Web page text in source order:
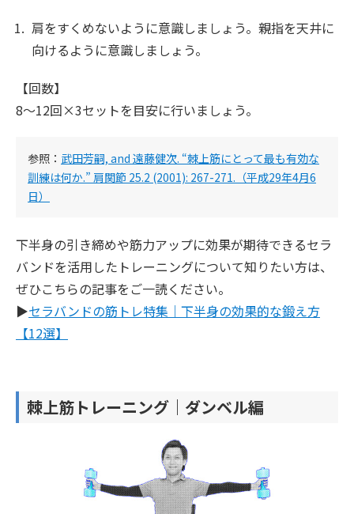
肩をすくめないように意識しましょう。親指を天井に
向けるように意識しましょう。
【回数】
8〜12回×3セットを目安に行いましょう。
参照： 武田芳嗣, and 遠藤健次. “棘上筋にとって最も有効な
訓練は何か.” 肩関節 25.2 (2001): 267-271.（平成29年4月6
日）
下半身の引き締めや筋力アップに効果が期待できるセラ
バンドを活用したトレーニングについて知りたい方は、
ぜひこちらの記事をご一読ください。
▶︎セラバンドの筋トレ特集｜下半身の効果的な鍛え方
【12選】
棘上筋トレーニング｜ダンベル編